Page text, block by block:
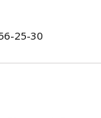
25-30